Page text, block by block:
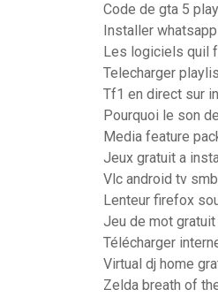
Code de gta 5
Installer
Les logiciels quil
Telecharger
Tf1 en direct sur
Pourquoi le son
Media feature
Jeux gratuit a
Vlc android tv
Lenteur firefox
Jeu de mot
Télécharger
Virtual dj home
Zelda breath of